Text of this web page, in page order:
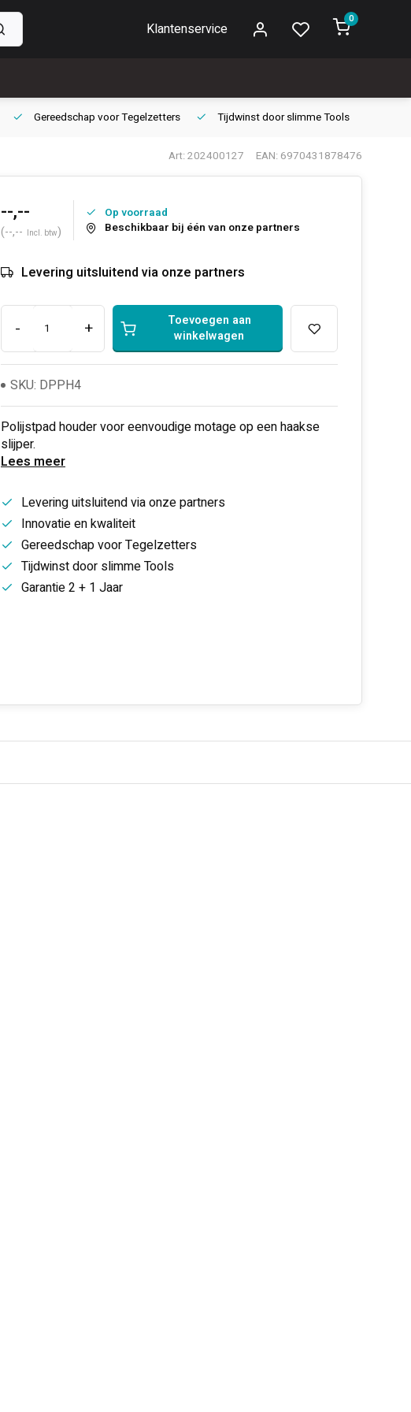
Klantenservice
0
Gereedschap voorTegelzetters Tijdwinst doorslimme Tools
Art: 202400127 EAN: 6970431878476
--,--
(--,-- Incl. btw)
Op voorraad
Beschikbaar bij één van onze partners
Levering uitsluitend via onze partners
- +
Toevoegen aan
winkelwagen
SKU: DPPH4
Polijstpad houder voor eenvoudige motage op een haakse
slijper.
Lees meer
Levering uitsluitend via onze partners
Innovatie en kwaliteit
Gereedschap voor Tegelzetters
Tijdwinst door slimme Tools
Garantie 2 + 1 Jaar